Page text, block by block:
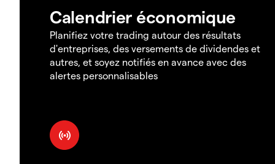
Calendrier économique
Planifiez votre trading autour des résultats
d'entreprises, des versements de dividendes et
autres, et soyez notifiés en avance avec des
alertes personnalisables